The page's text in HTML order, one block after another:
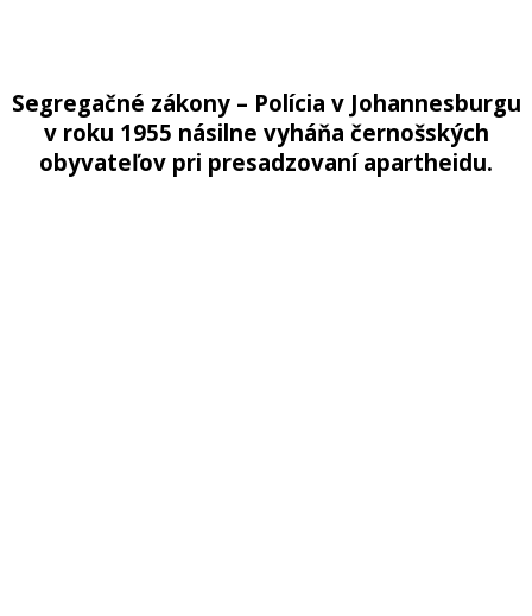
Segregačné zákony – Polícia v Johannesburgu
v roku 1955 násilne vyháňa černošských
obyvateľov pri presadzovaní apartheidu.